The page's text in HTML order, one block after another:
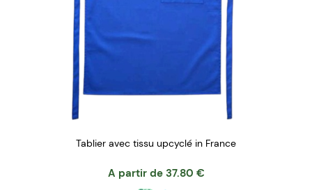
Tablier avec tissu upcyclé in France
A partir de 37.80 €